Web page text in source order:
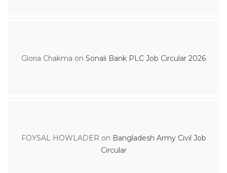
Gloria Chakma on Sonali Bank PLC Job Circular 2026
FOYSAL HOWLADER on Bangladesh Army Civil Job
Circular